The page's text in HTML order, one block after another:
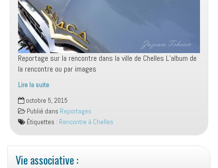
Reportage sur la rencontre dans la ville de Chelles L’album de
la rencontre ou par images
Lire la suite
Rencontre
à
Chelles
–
Octobre
2015
octobre 5, 2015
Publié dans Reportages
Étiquettes : Rencontre à Chelles
Vie associative :